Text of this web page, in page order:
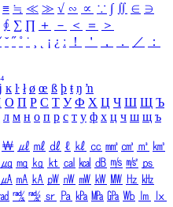
≡ ≒ ≪ ≫ √ ∽ ∝ ∵ ∫ ∬ ∈ ∋
∮ ∑ ∏ ＋ － ＜ ＝
＞
˘ ˝ ˚ ˙ ¸ ¡ ¿ ː ！ ＇ ， ． ／
：
₄
ĸ ŀ ł ø œ ß þ ŧ ŋ ŉ
О П Р С Т У Ф Х Ц Ч Ш Щ Ъ
л м н о п р с т у ф х ц ч ш щ ъ
￦ ㎕ ㎖ ㎗ ℓ ㎘ ㏄ ㎣ ㎤ ㎥ ㎦
㎍ ㎎ ㎏ ㏏ ㎈ ㎉ ㏈ ㎧ ㎨ ㎰
㎂ ㎃ ㎄ ㎺ ㎻ ㎽ ㎾ ㎿ ㎐ ㎑
㎮ ㎯ ㏛ ㎩ ㎪ ㎫ ㎬ ㏝ ㏐
㏓